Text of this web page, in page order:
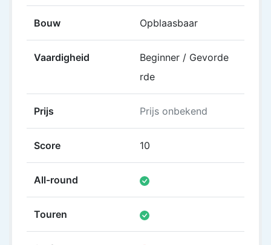
Bouw Opblaasbaar
Vaardigheid
Beginner / Gevorde
rde
Prijs Prijs onbekend
Score 10
All-round
Touren